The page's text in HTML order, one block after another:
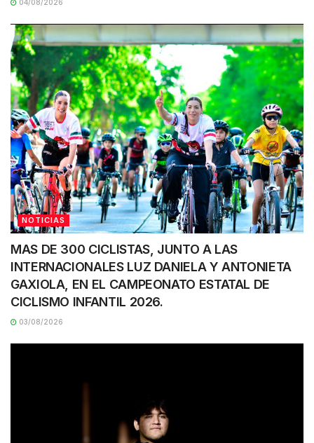
04/08/2026
NOTICIAS
MAS DE 300 CICLISTAS, JUNTO A LAS
INTERNACIONALES LUZ DANIELA Y ANTONIETA
GAXIOLA, EN EL CAMPEONATO ESTATAL DE
CICLISMO INFANTIL 2026.
03/08/2026